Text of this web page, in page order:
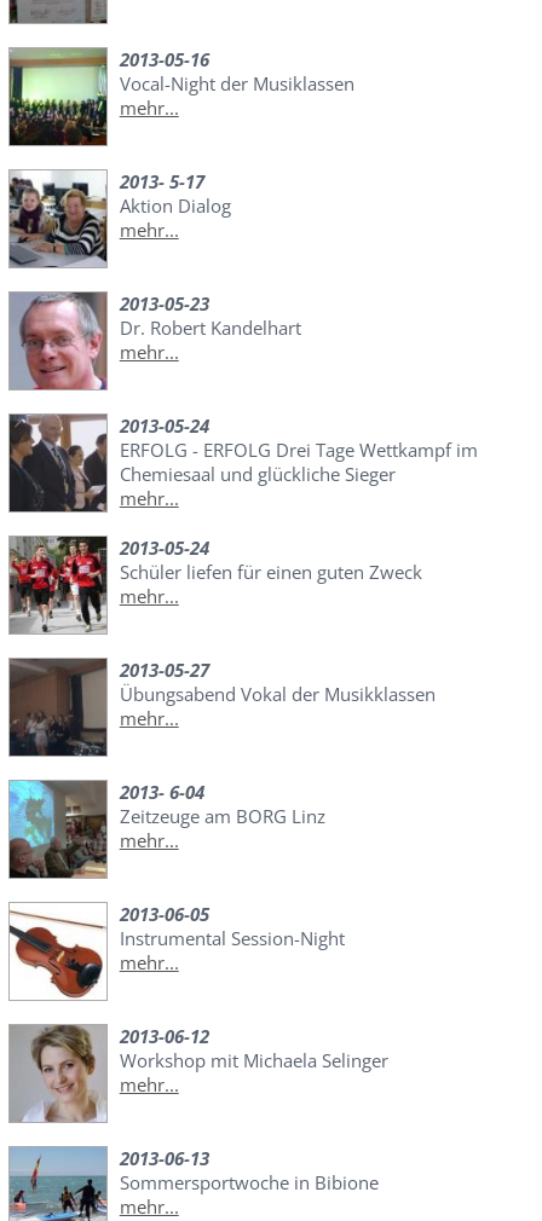
2013-05-16
Vocal-Night der Musiklassen
mehr...
2013- 5-17
Aktion Dialog
mehr...
2013-05-23
Dr. Robert Kandelhart
mehr...
2013-05-24
ERFOLG - ERFOLG Drei Tage Wettkampf im
Chemiesaal und glückliche Sieger
mehr...
2013-05-24
Schüler liefen für einen guten Zweck
mehr...
2013-05-27
Übungsabend Vokal der Musikklassen
mehr...
2013- 6-04
Zeitzeuge am BORG Linz
mehr...
2013-06-05
Instrumental Session-Night
mehr...
2013-06-12
Workshop mit Michaela Selinger
mehr...
2013-06-13
Sommersportwoche in Bibione
mehr...